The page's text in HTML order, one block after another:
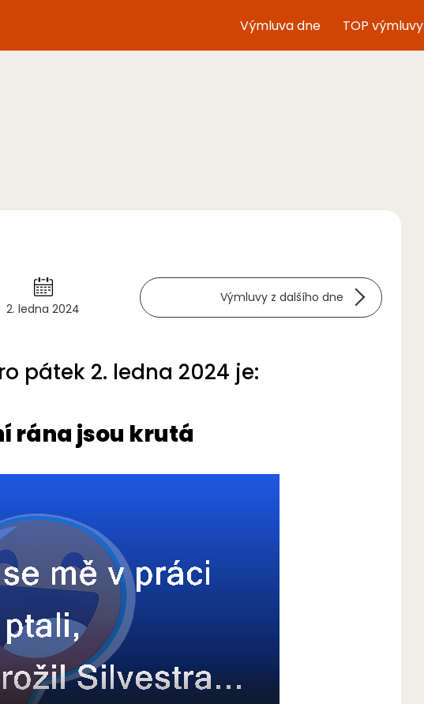
Výmluva dne TOP výmluvy
2. ledna 2024
Výmluvy z dalšího dne
pátek 2. ledna 2024 je:
rána jsou krutá